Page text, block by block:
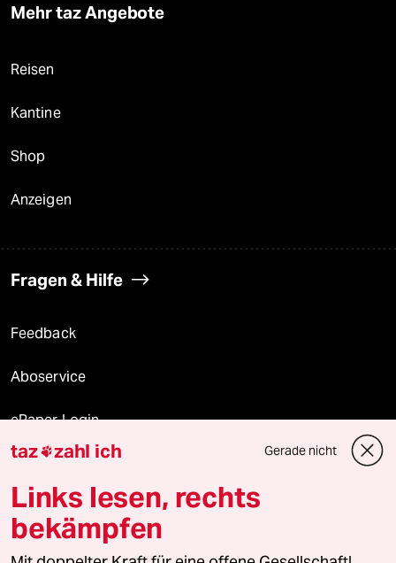
Mehr taz Angebote
Reisen
Kantine
Shop
Anzeigen
Fragen & Hilfe
Feedback
Aboservice
ePaper Login
Downloads für Abonnierende
© 2026 taz Verlags und Vertriebs GmbH
Alle Rechte vorbehalten. Bei rechtlichen Fragen oder für Genehmigungen
taz zahl ich Gerade nicht
Links lesen, rechts
bekämpfen